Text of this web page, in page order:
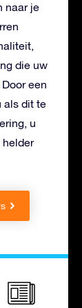
naar je
die uw
een
als dit te
u
helder